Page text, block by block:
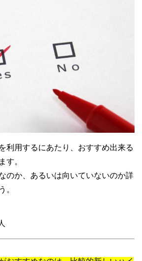
利用するにあたり、おすすめ出来る
す。
のか、あるいは向いていないのか詳
。